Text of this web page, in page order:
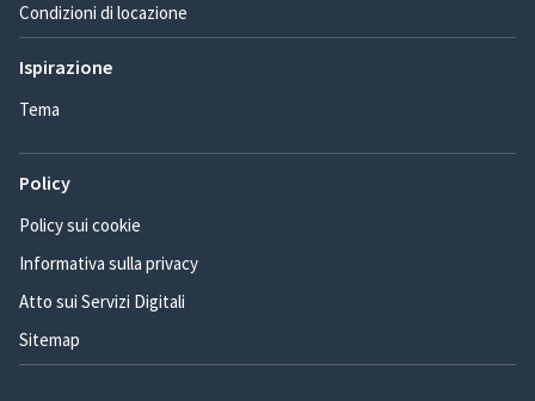
Condizioni di locazione
Ispirazione
Tema
Policy
Policy sui cookie
Informativa sulla privacy
Atto sui Servizi Digitali
Sitemap